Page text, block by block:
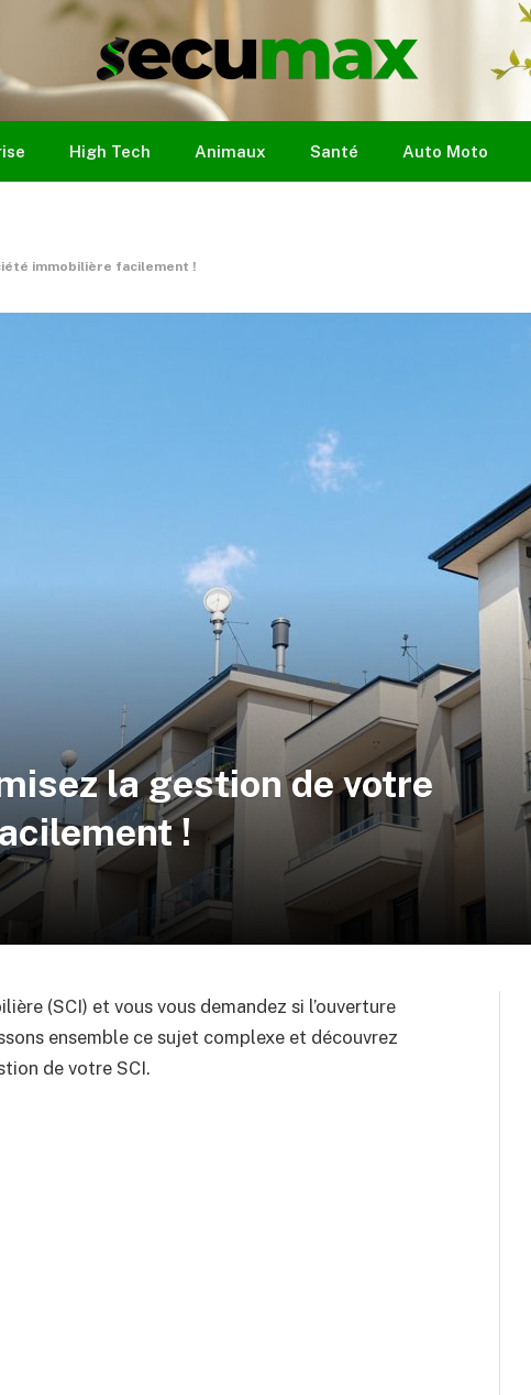
High Tech Animaux Santé Auto Moto
immobilière facilement !
la gestion de votre
!
(SCI) et vous vous demandez si l’ouverture
ensemble ce sujet complexe et découvrez
de votre SCI.